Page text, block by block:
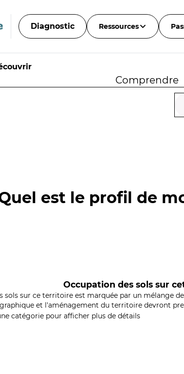
Diagnostic Ressources
Comprendre
est le profil de
Occupation des sols sur
sols sur ce territoire est marquée par un mélange
et l'aménagement du territoire devront
catégorie pour afficher plus de détails